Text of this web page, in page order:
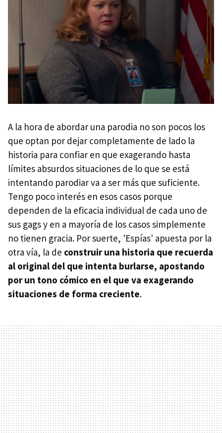
A la hora de abordar una parodia no son pocos los
que optan por dejar completamente de lado la
historia para confiar en que exagerando hasta
límites absurdos situaciones de lo que se está
intentando parodiar va a ser más que suficiente.
Tengo poco interés en esos casos porque
dependen de la eficacia individual de cada uno de
sus gags y en a mayoría de los casos simplemente
no tienen gracia. Por suerte, 'Espías' apuesta por la
otra vía, la de construir una historia que recuerda
al original del que intenta burlarse, apostando
por un tono cómico en el que va exagerando
situaciones de forma creciente.